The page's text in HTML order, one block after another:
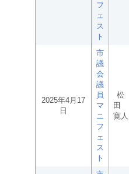
フ
ェ
ス
ト
2025年4月17
日
市
議
会
議
員
マ
ニ
フ
ェ
ス
ト
松
田
寛人